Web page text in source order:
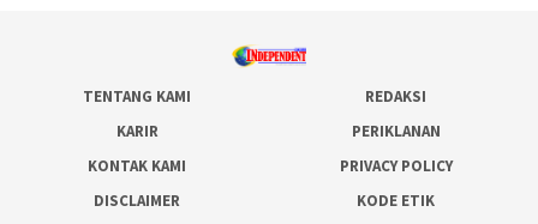
TENTANG KAMI
REDAKSI
KARIR
PERIKLANAN
KONTAK KAMI
PRIVACY POLICY
DISCLAIMER
KODE ETIK